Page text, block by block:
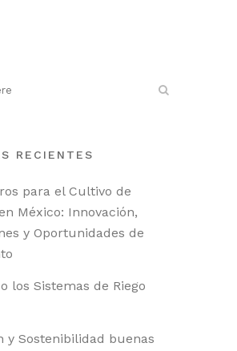
RECIENTES
para el Cultivo de
México: Innovación,
y Oportunidades de
los Sistemas de Riego
y Sostenibilidad buenas